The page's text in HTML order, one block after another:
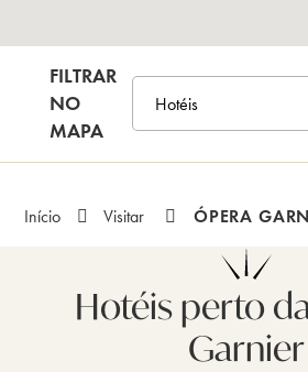
FILTRAR
NO
MAPA
Início Visitar ÓPERA
Hotéis perto
Garnier